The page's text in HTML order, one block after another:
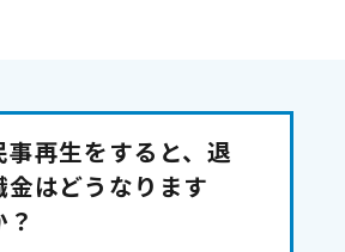
事再生をすると、退
金はどうなります
？